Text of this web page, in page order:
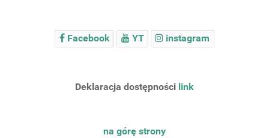
Facebook YT instagram
Deklaracja dostępności link
na górę strony